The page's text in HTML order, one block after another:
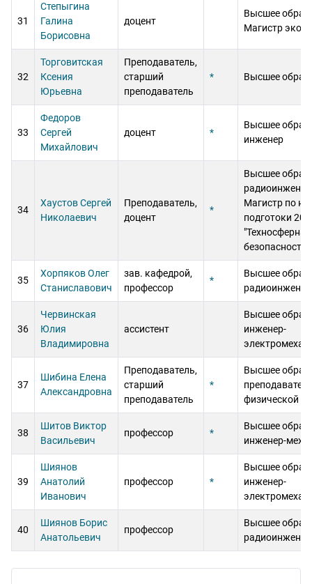
31
Степыгина
Галина
Борисовна
доцент
Высшее
Магистр
32
Торговитская
Ксения
Юрьевна
Преподаватель,
старший
преподаватель
* Высшее
33
Федоров
Сергей
Михайлович
доцент *
Высшее
инженер
34
Хаустов Сергей
Николаевич
Преподаватель,
доцент
*
Высшее
Магистр по
подготоки
"Техносферная
безопасность"
35
Хорпяков Олег
Станиславович
зав. кафедрой,
профессор
*
Высшее
радиоинженер
36
Червинская
Юлия
Владимировна
ассистент
Высшее
инженер-
37
Шибина Елена
Александровна
Преподаватель,
старший
преподаватель
*
Высшее
физической
38
Шитов Виктор
Васильевич
профессор *
Высшее
инженер-
39
Шиянов
Анатолий
Иванович
профессор *
Высшее
инженер-
40
Шиянов Борис
Анатольевич
профессор
Высшее
радиоинженер